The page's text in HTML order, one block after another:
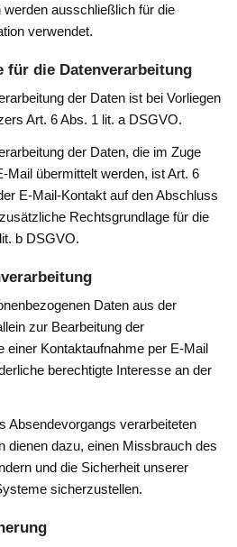
ausschließlich für die
verwendet.
die Datenverarbeitung
der Daten ist bei Vorliegen
Art. 6 Abs. 1 lit. a DSGVO.
der Daten, die im Zuge
Mail übermittelt werden, ist Art. 6
E-Mail-Kontakt auf den Abschluss
Rechtsgrundlage für die
b DSGVO.
Daten aus der
zur Bearbeitung der
einer Kontaktaufnahme per E-Mail
berechtigte Interesse an der
Absendevorgangs verarbeiteten
dienen dazu, einen Missbrauch des
und die Sicherheit unserer
sicherzustellen.